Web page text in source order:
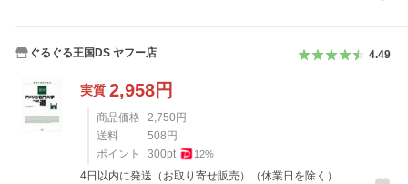
ぐるぐる王国DS ヤフー店 4.49
実質 2,958円
商品価格 2,750 円
送料
508 円
ポイント
300pt 12%
4日以内に発送（お取り寄せ販売）（休業日を除く）